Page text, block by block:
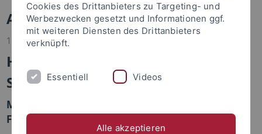
Aktuelles
11.06.2025
Handreichung für
Sicherheitsbehörden
Maria Pawelec und Luzia Sievi zu
Falschinformationen
Cookies des Drittanbieters zu Targeting- und
Werbezwecken gesetzt und Informationen ggf.
mit weiteren Diensten des Drittanbieters
verknüpft.
Essentiell Videos
Alle akzeptieren